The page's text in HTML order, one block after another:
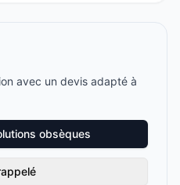
avec un devis adapté à
obsèques